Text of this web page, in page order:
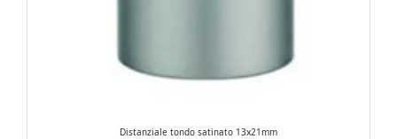
Distanziale tondo satinato 13x21mm